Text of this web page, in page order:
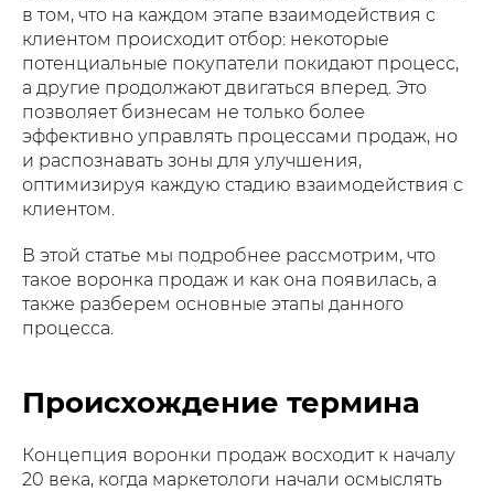
в том, что на каждом этапе взаимодействия с
клиентом происходит отбор: некоторые
потенциальные покупатели покидают процесс,
а другие продолжают двигаться вперед. Это
позволяет бизнесам не только более
эффективно управлять процессами продаж, но
и распознавать зоны для улучшения,
оптимизируя каждую стадию взаимодействия с
клиентом.
В этой статье мы подробнее рассмотрим, что
такое воронка продаж и как она появилась, а
также разберем основные этапы данного
процесса.
Происхождение термина
Концепция воронки продаж восходит к началу
20 века, когда маркетологи начали осмыслять